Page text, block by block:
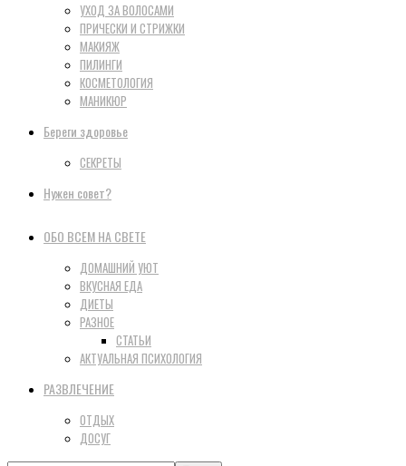
УХОД ЗА ВОЛОСАМИ
ПРИЧЕСКИ И СТРИЖКИ
МАКИЯЖ
ПИЛИНГИ
КОСМЕТОЛОГИЯ
МАНИКЮР
Береги здоровье
СЕКРЕТЫ
Нужен совет?
ОБО ВСЕМ НА СВЕТЕ
ДОМАШНИЙ УЮТ
ВКУСНАЯ ЕДА
ДИЕТЫ
РАЗНОЕ
СТАТЬИ
АКТУАЛЬНАЯ ПСИХОЛОГИЯ
РАЗВЛЕЧЕНИЕ
ОТДЫХ
ДОСУГ